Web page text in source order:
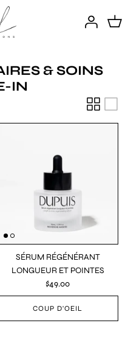
& SOINS
IN
SÉRUM RÉGÉNÉRANT
LONGUEUR ET POINTES
$49.00
COUP D'OEIL